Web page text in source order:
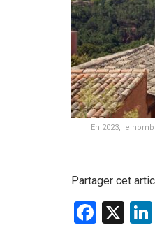
En 2023, le
Partager cet
F
X